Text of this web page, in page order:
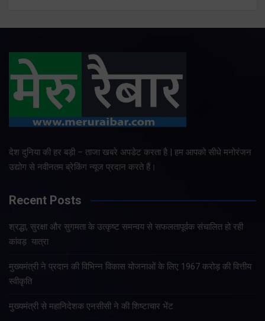
देश दुनिया की हर बड़ी – ताजा खबरे अपडेट करता है | हम आपको सीधे मनोरंजन
उद्योग से नवीनतम ब्रेकिंग न्यूज प्रदान करते हैं।
Recent Posts
श्रद्धा, सुरक्षा और सुगमता के उत्कृष्ट समन्वय से सफलतापूर्वक संचालित हो रही
कांवड़ यात्रा
मुख्यमंत्री ने प्रदान की विभिन्न विकास योजनाओं के लिए 1967 करोड़ की वित्तीय
स्वीकृति
मुख्यमंत्री से महानिदेशक एनसीसी ने की शिष्टाचार भेंट